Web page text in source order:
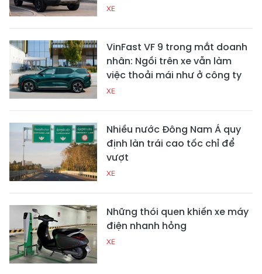
XE
VinFast VF 9 trong mắt doanh
nhân: Ngồi trên xe vẫn làm
việc thoải mái như ở công ty
XE
Nhiều nước Đông Nam Á quy
định làn trái cao tốc chỉ để
vượt
XE
Những thói quen khiến xe máy
điện nhanh hỏng
XE